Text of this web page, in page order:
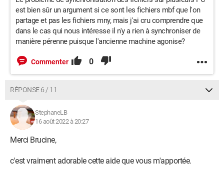
est bien sûr un argument si ce sont les fichiers mbf que l'on
partage et pas les fichiers mny, mais j'ai cru comprendre que
dans le cas qui nous intéresse il n'y a rien à synchroniser de
manière pérenne puisque l'ancienne machine agonise?
Commenter 0
RÉPONSE 6 / 11
StephaneLB
16 août 2022 à 20:27
Merci Brucine,
c'est vraiment adorable cette aide que vous m'apportée.